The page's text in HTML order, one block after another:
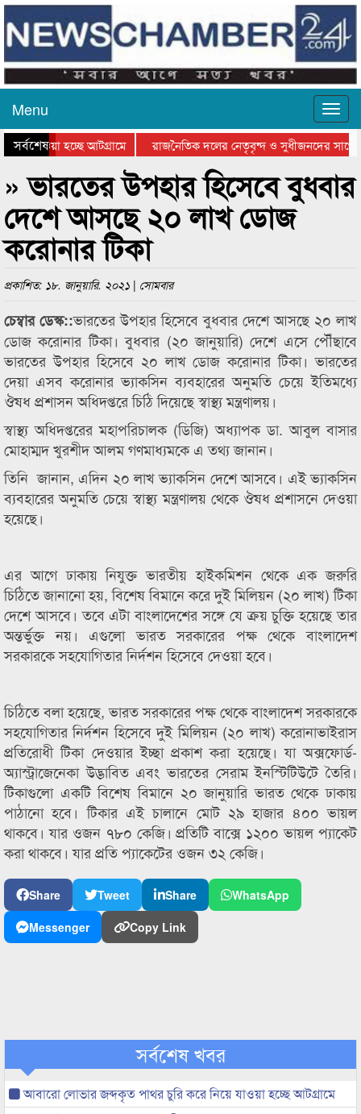
Menu
সর্বশেষ
যাওয়া হচ্ছে আটগ্রামে
রাজনৈতিক দলের নেতৃবৃন্দ ও সুধীজনদের সাথে
পুরস্কার বিতরণ সম্পন্ন
সিলেটে বাংলাদেশ গ্রুপ থিয়েটার
» ভারতের উপহার হিসেবে বুধবার
দেশে আসছে ২০ লাখ ডোজ
করোনার টিকা
প্রকাশিত: ১৮. জানুয়ারি. ২০২১ | সোমবার
চেম্বার ডেস্ক::ভারতের উপহার হিসেবে বুধবার দেশে আসছে ২০ লাখ
ডোজ করোনার টিকা। বুধবার (২০ জানুয়ারি) দেশে এসে পৌঁছাবে
ভারতের উপহার হিসেবে ২০ লাখ ডোজ করোনার টিকা। ভারতের
দেয়া এসব করোনার ভ্যাকসিন ব্যবহারের অনুমতি চেয়ে ইতিমধ্যে
ঔষধ প্রশাসন অধিদপ্তরে চিঠি দিয়েছে স্বাস্থ্য মন্ত্রণালয়।
স্বাস্থ্য অধিদপ্তরের মহাপরিচালক (ডিজি) অধ্যাপক ডা. আবুল বাসার
মোহাম্মদ খুরশীদ আলম গণমাধ্যমকে এ তথ্য জানান।
তিনি জানান, এদিন ২০ লাখ ভ্যাকসিন দেশে আসবে। এই ভ্যাকসিন
ব্যবহারের অনুমতি চেয়ে স্বাস্থ্য মন্ত্রণালয় থেকে ঔষধ প্রশাসনে দেওয়া
হয়েছে।
এর আগে ঢাকায় নিযুক্ত ভারতীয় হাইকমিশন থেকে এক জরুরি
চিঠিতে জানানো হয়, বিশেষ বিমানে করে দুই মিলিয়ন (২০ লাখ) টিকা
দেশে আসবে। তবে এটা বাংলাদেশের সঙ্গে যে ক্রয় চুক্তি হয়েছে তার
অন্তর্ভুক্ত নয়। এগুলো ভারত সরকারের পক্ষ থেকে বাংলাদেশ
সরকারকে সহযোগিতার নির্দশন হিসেবে দেওয়া হবে।
চিঠিতে বলা হয়েছে, ভারত সরকারের পক্ষ থেকে বাংলাদেশ সরকারকে
সহযোগিতার নির্দশন হিসেবে দুই মিলিয়ন (২০ লাখ) করোনাভাইরাস
প্রতিরোধী টিকা দেওয়ার ইচ্ছা প্রকাশ করা হয়েছে। যা অক্সফোর্ড-
অ্যাস্ট্রাজেনেকা উদ্ভাবিত এবং ভারতের সেরাম ইনস্টিটিউটে তৈরি।
টিকাগুলো একটি বিশেষ বিমানে ২০ জানুয়ারি ভারত থেকে ঢাকায়
পাঠানো হবে। টিকার এই চালানে মোট ২৯ হাজার ৪০০ ভায়ল
থাকবে। যার ওজন ৭৮০ কেজি। প্রতিটি বাক্সে ১২০০ ভায়ল প্যাকেট
করা থাকবে। যার প্রতি প্যাকেটের ওজন ৩২ কেজি।
Share Tweet Share
WhatsApp
Messenger
Copy Link
সর্বশেষ খবর
আবারো লোভার জব্দকৃত পাথর চুরি করে নিয়ে যাওয়া হচ্ছে আটগ্রামে